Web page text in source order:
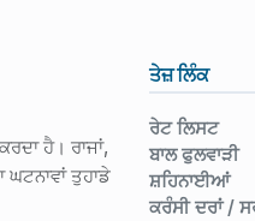
ਹੈ। ਰਾਜਾਂ,
ਘਟਨਾਵਾਂ ਤੁਹਾਡੇ
ਤੇਜ਼ ਲਿੰਕ
ਰੇਟ ਲਿਸਟ
ਬਾਲ ਫੁਲਵਾੜੀ
ਸ਼ਹਿਨਾਈਆਂ
ਕਰੰਸੀ ਦਰਾਂ /